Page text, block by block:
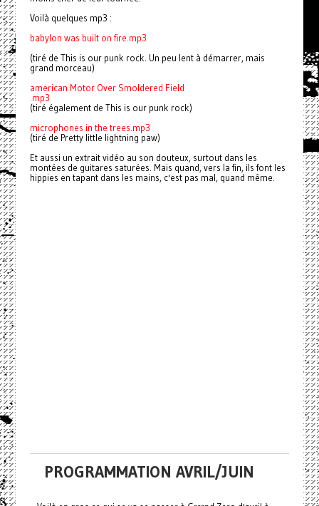
Voilà quelques mp3 :
babylon was built on fire.mp3
(tiré de This is our punk rock. Un peu lent à démarrer, mais
grand morceau)
american Motor Over Smoldered Field
.mp3
(tiré également de This is our punk rock)
microphones in the trees.mp3
(tiré de Pretty little lightning paw)
Et aussi un extrait vidéo au son douteux, surtout dans les
montées de guitares saturées. Mais quand, vers la fin, ils font les
hippies en tapant dans les mains, c'est pas mal, quand même.
PROGRAMMATION AVRIL/JUIN